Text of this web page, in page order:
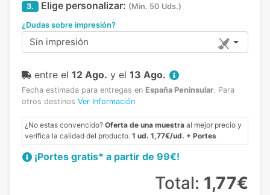
3. Elige personalizar: (Min. 50 Uds.)
¿Dudas sobre impresión?
Sin impresión
entre el 12 Ago. y el 13 Ago.
Fecha estimada para entregas en España Peninsular. Para
otros destinos Ver Información
¿No estas convencido? Oferta de una muestra al mejor precio y
verifica la calidad del producto. 1 ud. 1,77€/ud. + Portes
¡Portes gratis* a partir de 99€!
Total: 1,77€